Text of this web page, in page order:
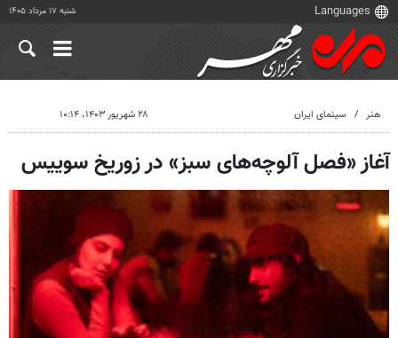
شنبه ۱۷ مرداد ۱۴۰۵
هنر سینمای ایران ۲۸ شهریور ۱۴۰۳، ۱۰:۱۴
آغاز «فصل آلوچه‌های سبز» در زوریخ سوییس